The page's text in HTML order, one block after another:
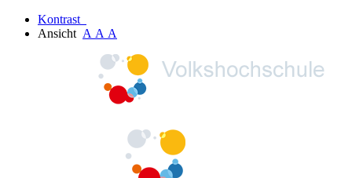
Kontrast
Ansicht A A A